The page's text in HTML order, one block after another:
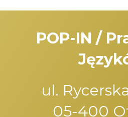
POP-IN /
ul.
05-400